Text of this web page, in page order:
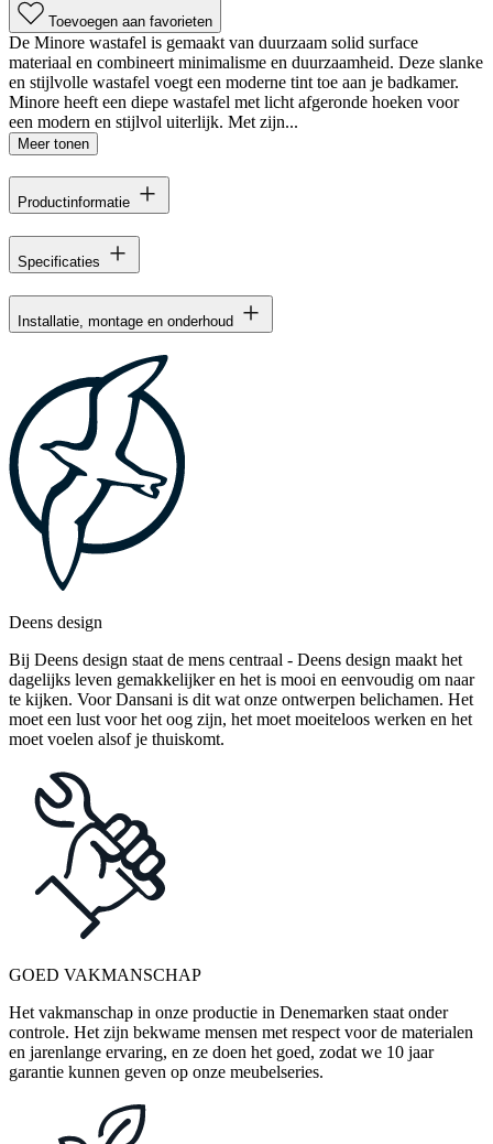
Toevoegen aan favorieten
De Minore wastafel is gemaakt van duurzaam solid surface
materiaal en combineert minimalisme en duurzaamheid. Deze slanke
en stijlvolle wastafel voegt een moderne tint toe aan je badkamer.
Minore heeft een diepe wastafel met licht afgeronde hoeken voor
een modern en stijlvol uiterlijk. Met zijn...
Meer tonen
Productinformatie
Specificaties
Installatie, montage en onderhoud
Deens design
Bij Deens design staat de mens centraal - Deens design maakt het
dagelijks leven gemakkelijker en het is mooi en eenvoudig om naar
te kijken. Voor Dansani is dit wat onze ontwerpen belichamen. Het
moet een lust voor het oog zijn, het moet moeiteloos werken en het
moet voelen alsof je thuiskomt.
GOED VAKMANSCHAP
Het vakmanschap in onze productie in Denemarken staat onder
controle. Het zijn bekwame mensen met respect voor de materialen
en jarenlange ervaring, en ze doen het goed, zodat we 10 jaar
garantie kunnen geven op onze meubelseries.